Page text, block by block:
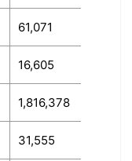
61,071
16,605
1,816,378
31,555